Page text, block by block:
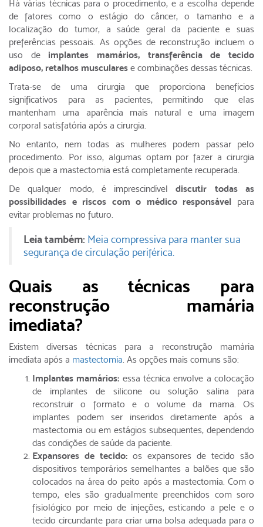
Há várias técnicas para o procedimento, e a escolha depende
de fatores como o estágio do câncer, o tamanho e a
localização do tumor, a saúde geral da paciente e suas
preferências pessoais. As opções de reconstrução incluem o
uso deimplantes mamários, transferência de tecido
adiposo, retalhos musculares e combinações dessas técnicas.
Trata-se de uma cirurgia que proporciona benefícios
significativos para as pacientes, permitindo que elas
mantenham uma aparência mais natural e uma imagem
corporal satisfatória após a cirurgia.
No entanto, nem todas as mulheres podem passar pelo
procedimento. Por isso, algumas optam por fazer a cirurgia
depois que a mastectomia está completamente recuperada.
De qualquer modo, é imprescindíveldiscutir todas as
possibilidades e riscos com o médico responsável para
evitar problemas no futuro.
Leia também: Meia compressiva para manter sua
segurança de circulação periférica.
Quais as técnicas para
reconstrução mamária
imediata?
Existem diversas técnicas para a reconstrução mamária
imediata após a mastectomia. As opções mais comuns são:
Implantes mamários: essa técnica envolve a colocação
de implantes de silicone ou solução salina para
reconstruir o formato e o volume da mama. Os
implantes podem ser inseridos diretamente após a
mastectomia ou em estágios subsequentes, dependendo
das condições de saúde da paciente.
Expansores de tecido: os expansores de tecido são
dispositivos temporários semelhantes a balões que são
colocados na área do peito após a mastectomia. Com o
tempo, eles são gradualmente preenchidos com soro
fisiológico por meio de injeções, esticando a pele e o
tecido circundante para criar uma bolsa adequada para o